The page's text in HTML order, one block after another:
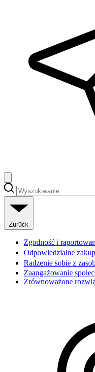
Zurück
Zgodność i
Odpowiedzialne
Radzenie sobie z
Zaangażowanie
Zrównoważone